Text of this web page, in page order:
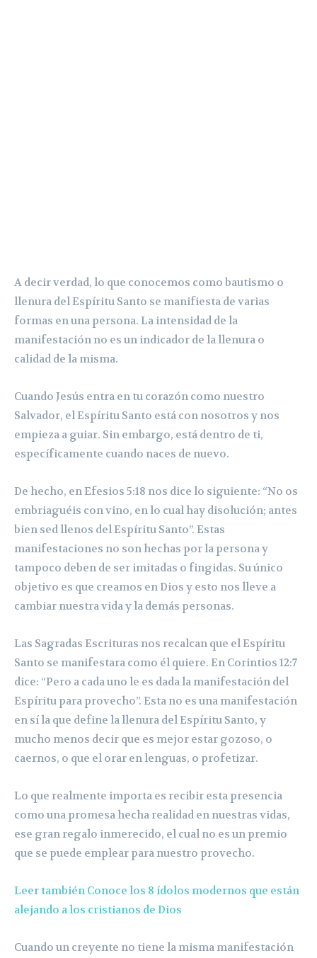
A decir verdad, lo que conocemos como bautismo o
llenura del Espíritu Santo se manifiesta de varias
formas en una persona. La intensidad de la
manifestación no es un indicador de la llenura o
calidad de la misma.
Cuando Jesús entra en tu corazón como nuestro
Salvador, el Espíritu Santo está con nosotros y nos
empieza a guiar. Sin embargo, está dentro de ti,
específicamente cuando naces de nuevo.
De hecho, en Efesios 5:18 nos dice lo siguiente: “No os
embriaguéis con vino, en lo cual hay disolución; antes
bien sed llenos del Espíritu Santo”. Estas
manifestaciones no son hechas por la persona y
tampoco deben de ser imitadas o fingidas. Su único
objetivo es que creamos en Dios y esto nos lleve a
cambiar nuestra vida y la demás personas.
Las Sagradas Escrituras nos recalcan que el Espíritu
Santo se manifestara como él quiere. En Corintios 12:7
dice: “Pero a cada uno le es dada la manifestación del
Espíritu para provecho”. Esta no es una manifestación
en sí la que define la llenura del Espíritu Santo, y
mucho menos decir que es mejor estar gozoso, o
caernos, o que el orar en lenguas, o profetizar.
Lo que realmente importa es recibir esta presencia
como una promesa hecha realidad en nuestras vidas,
ese gran regalo inmerecido, el cual no es un premio
que se puede emplear para nuestro provecho.
Leer también Conoce los 8 ídolos modernos que están
alejando a los cristianos de Dios
Cuando un creyente no tiene la misma manifestación